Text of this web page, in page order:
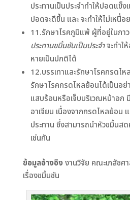
ประทานเป็นประจำทำให้ปอดแข็ง
ปอดจะดีขึ้น และ จะทำให้ไม่เหนื่อ
11.รักษาโรคภูมิแพ้ ผู้ที่อยู่ในภา
ประทานขมิ้นชันเป็นประจำจะทำใ
หายเป็นปกติได้
12.บรรเทาและรักษาโรคกรดไ
รักษาโรคกรดไหลย้อนได้เป็นอ
แสบร้อนหรือเจ็บบริเวณหน้าอก
อาเจียน เนื่องจากกรดไหลย้อน
ประทาน ซึ่งสามารถนำหัวขมิ้น
เช่นกัน
ข้อมูลอ้างอิงงานวิจัย คณะเภสัชศ
เรื่องขมิ้นชัน